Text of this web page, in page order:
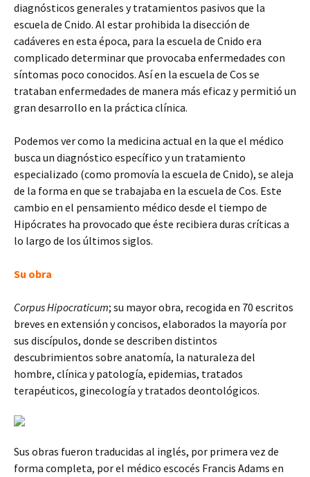
diagnósticos generales y tratamientos pasivos que la
escuela de Cnido. Al estar prohibida la disección de
cadáveres en esta época, para la escuela de Cnido era
complicado determinar que provocaba enfermedades con
síntomas poco conocidos. Así en la escuela de Cos se
trataban enfermedades de manera más eficaz y permitió un
gran desarrollo en la práctica clínica.
Podemos ver como la medicina actual en la que el médico
busca un diagnóstico específico y un tratamiento
especializado (como promovía la escuela de Cnido), se aleja
de la forma en que se trabajaba en la escuela de Cos. Este
cambio en el pensamiento médico desde el tiempo de
Hipócrates ha provocado que éste recibiera duras críticas a
lo largo de los últimos siglos.
Su obra
Corpus Hipocraticum; su mayor obra, recogida en 70 escritos
breves en extensión y concisos, elaborados la mayoría por
sus discípulos, donde se describen distintos
descubrimientos sobre anatomía, la naturaleza del
hombre, clínica y patología, epidemias, tratados
terapéuticos, ginecología y tratados deontológicos.
Sus obras fueron traducidas al inglés, por primera vez de
forma completa, por el médico escocés Francis Adams en